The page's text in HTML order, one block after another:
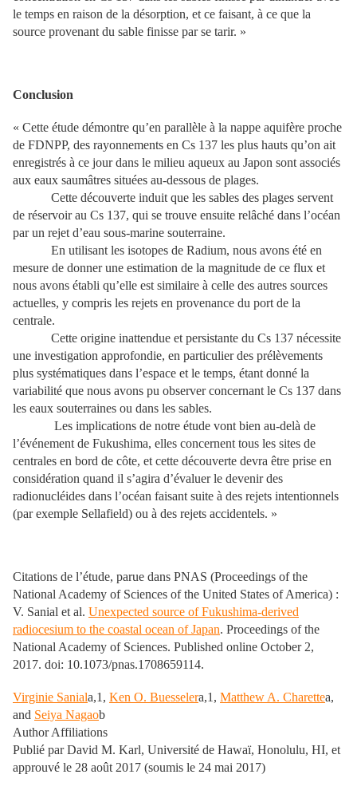
le temps en raison de la désorption, et ce faisant, à ce que la
source provenant du sable finisse par se tarir. »
Conclusion
« Cette étude démontre qu’en parallèle à la nappe aquifère proche
de FDNPP, des rayonnements en Cs 137 les plus hauts qu’on ait
enregistrés à ce jour dans le milieu aqueux au Japon sont associés
aux eaux saumâtres situées au-dessous de plages.
Cette découverte induit que les sables des plages servent
de réservoir au Cs 137, qui se trouve ensuite relâché dans l’océan
par un rejet d’eau sous-marine souterraine.
En utilisant les isotopes de Radium, nous avons été en
mesure de donner une estimation de la magnitude de ce flux et
nous avons établi qu’elle est similaire à celle des autres sources
actuelles, y compris les rejets en provenance du port de la
centrale.
Cette origine inattendue et persistante du Cs 137 nécessite
une investigation approfondie, en particulier des prélèvements
plus systématiques dans l’espace et le temps, étant donné la
variabilité que nous avons pu observer concernant le Cs 137 dans
les eaux souterraines ou dans les sables.
Les implications de notre étude vont bien au-delà de
l’événement de Fukushima, elles concernent tous les sites de
centrales en bord de côte, et cette découverte devra être prise en
considération quand il s’agira d’évaluer le devenir des
radionucléides dans l’océan faisant suite à des rejets intentionnels
(par exemple Sellafield) ou à des rejets accidentels. »
Citations de l’étude, parue dans PNAS (Proceedings of the
National Academy of Sciences of the United States of America) :
V. Sanial et al. Unexpected source of Fukushima-derived
radiocesium to the coastal ocean of Japan. Proceedings of the
National Academy of Sciences. Published online October 2,
2017. doi: 10.1073/pnas.1708659114.
Virginie Saniala,1, Ken O. Buesselera,1, Matthew A. Charettea,
and Seiya Nagaob
Author Affiliations
Publié par David M. Karl, Université de Hawaï, Honolulu, HI, et
approuvé le 28 août 2017 (soumis le 24 mai 2017)